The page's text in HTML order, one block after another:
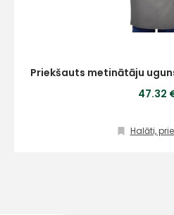
Priekšauts metinātāju
47.32
Halāti,